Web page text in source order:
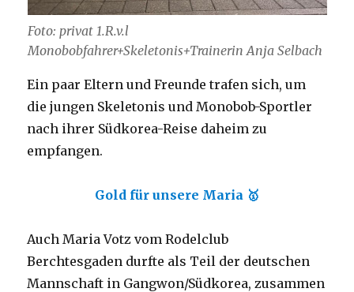
Foto: privat 1.R.v.l
Monobobfahrer+Skeletonis+Trainerin Anja Selbach
Ein paar Eltern und Freunde trafen sich, um
die jungen Skeletonis und Monobob-Sportler
nach ihrer Südkorea-Reise daheim zu
empfangen.
Gold für unsere Maria 🥇
Auch Maria Votz vom Rodelclub
Berchtesgaden durfte als Teil der deutschen
Mannschaft in Gangwon/Südkorea, zusammen